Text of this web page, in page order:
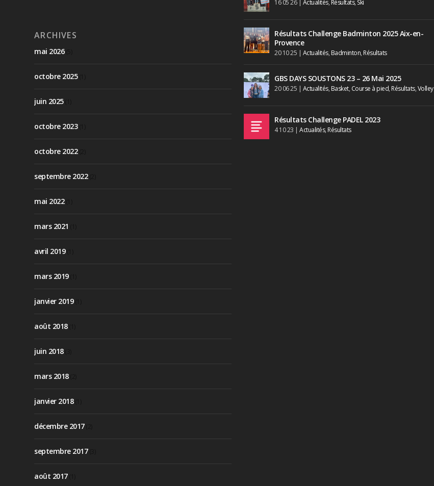
ARCHIVES
mai 2026(5)
octobre 2025(1)
juin 2025(1)
octobre 2023(1)
octobre 2022(2)
septembre 2022(2)
mai 2022(1)
mars 2021
avril 2019(1)
mars 2019(1)
janvier 2019(1)
août 2018(1)
juin 2018(3)
mars 2018(2)
janvier 2018(1)
décembre 2017(2)
septembre 2017(3)
août 2017(1)
16 05 26| Actualités, Résultats, Ski
Résultats Challenge Badminton 2025 Aix-en-
Provence
20 10 25 | Actualités, Badminton, Résultats
GBS DAYS SOUSTONS 23 – 26 Mai 2025
20 06 25 | Actualités, Basket, Course à pied, Résultats,Volley
Résultats Challenge PADEL 2023
4 10 23 |Actualités, Résultats